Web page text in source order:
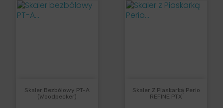
Skaler Bezbólowy PT-A
(Woodpecker)
Skaler Z Piaskarką Perio
REFINE PTX